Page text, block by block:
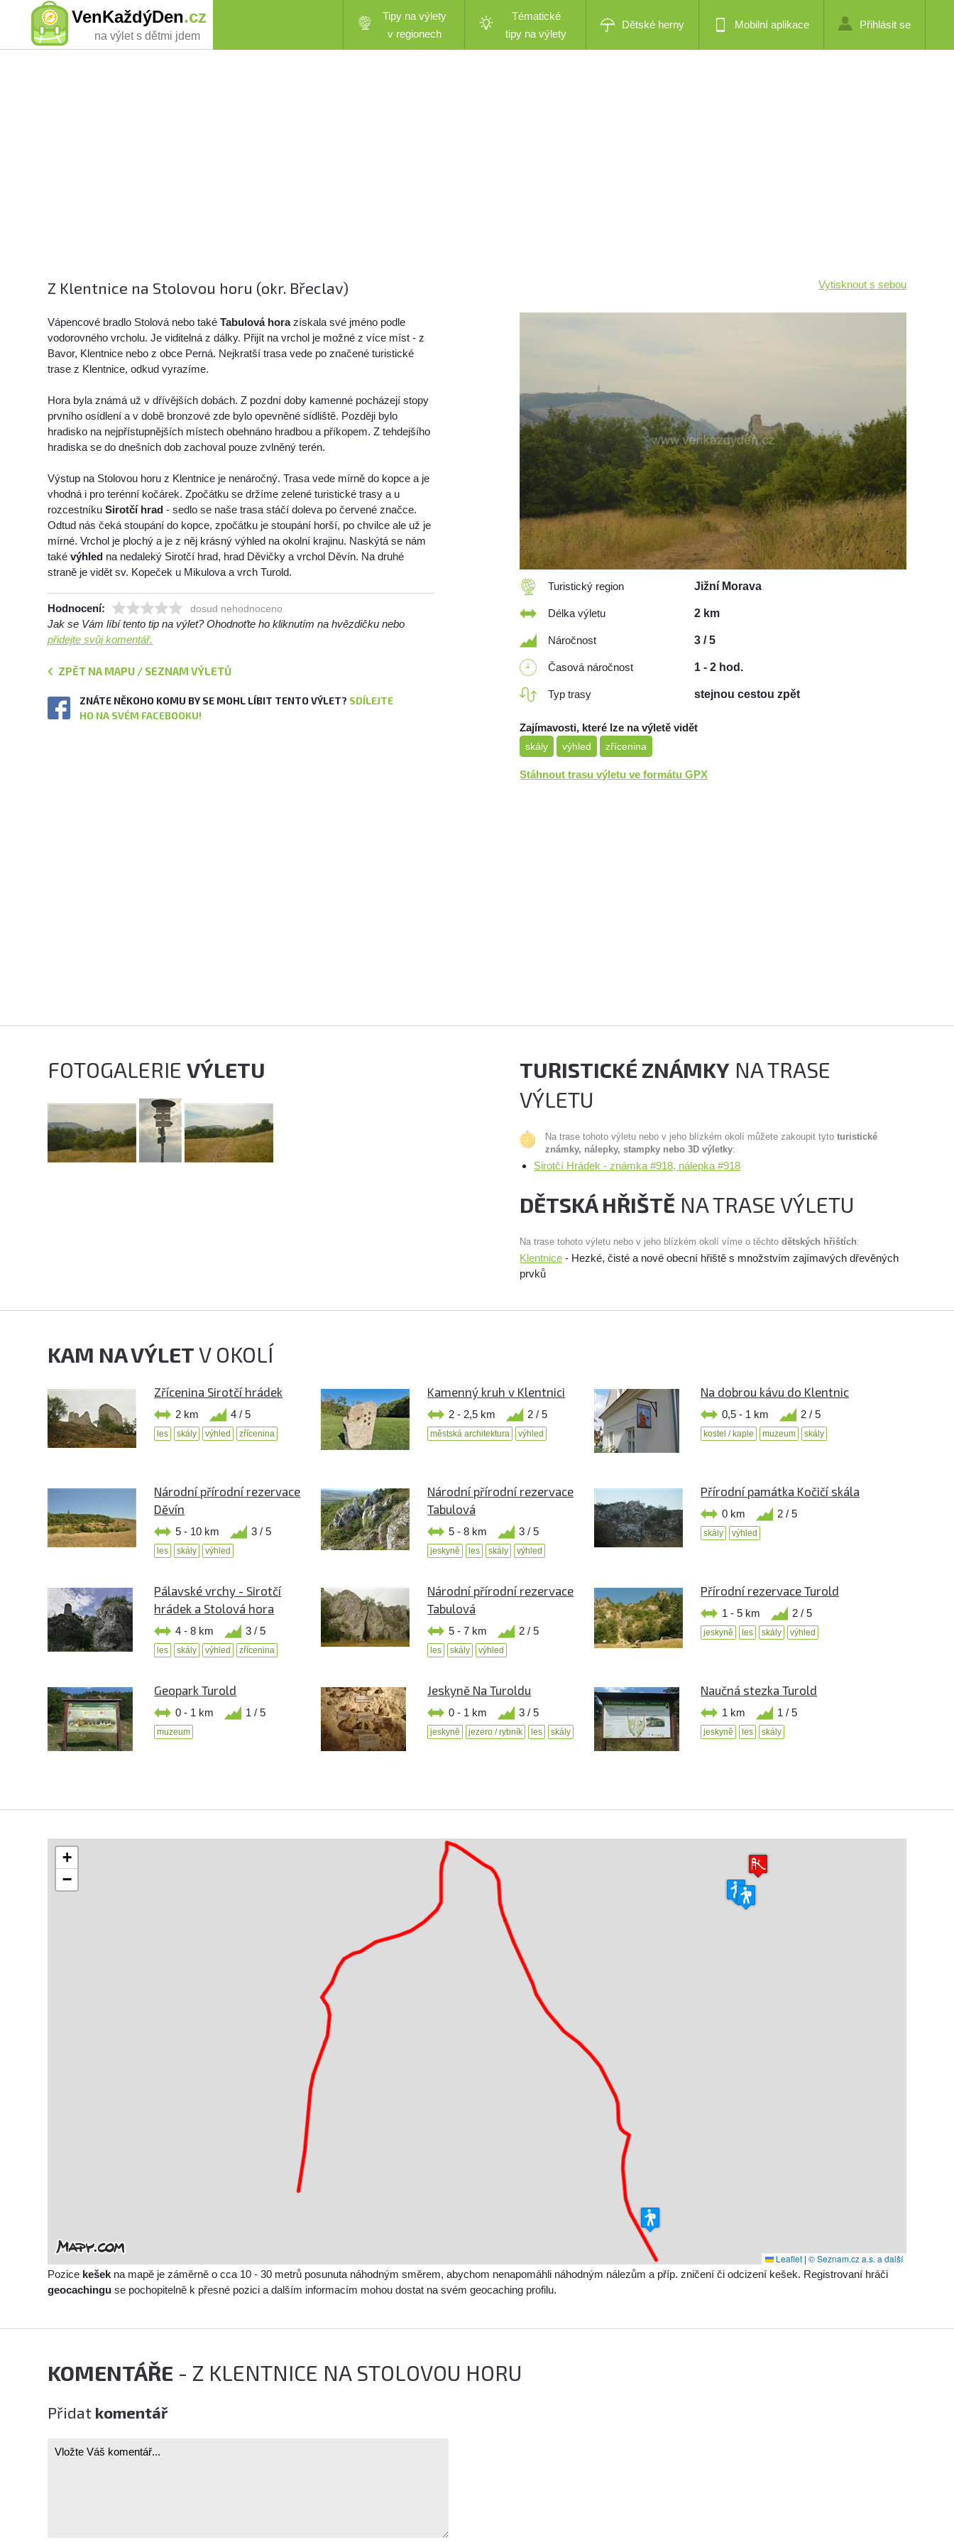
VenKaždýDen.cz
na výlet s dětmi jdem
Tipy na výlety
v regionech
Tématické
tipy na výlety
Dětské herny Mobilní aplikace Přihlásit se
Z Klentnice na Stolovou horu (okr. Břeclav) Vytisknout s sebou
Vápencové bradlo Stolová nebo takéTabulová horazískala své jméno podle
vodorovného vrcholu. Je viditelná z dálky. Přijít na vrchol je možné z více míst - z
Bavor, Klentnice nebo z obce Perná. Nejkratší trasa vede po značené turistické
trase z Klentnice, odkud vyrazíme.
Hora byla známá už v dřívějších dobách. Z pozdní doby kamenné pocházejí stopy
prvního osídlení a v době bronzové zde bylo opevněné sídliště. Později bylo
hradisko na nejpřístupnějších místech obehnáno hradbou a příkopem. Z tehdejšího
hradiska se do dnešních dob zachoval pouze zvlněný terén.
Výstup na Stolovou horu z Klentnice je nenáročný. Trasa vede mírně do kopce a je
vhodná i pro terénní kočárek. Zpočátku se držíme zelené turistické trasy a u
rozcestníkuSirotčí hrad - sedlo se naše trasa stáčí doleva po červené značce.
Odtud nás čeká stoupání do kopce, zpočátku je stoupání horší, po chvilce ale už je
mírné. Vrchol je plochý a je z něj krásný výhled na okolní krajinu. Naskýtá se nám
takévýhled na nedaleký Sirotčí hrad, hrad Děvičky a vrchol Děvín. Na druhé
straně je vidět sv. Kopeček u Mikulova a vrch Turold.
Hodnocení: dosud nehodnoceno
Jak se Vám líbí tento tip na výlet? Ohodnoťte ho kliknutím na hvězdičku nebo
přidejte svůj komentář.
ZPĚT NA MAPU / SEZNAM VÝLETŮ
ZNÁTE NĚKOHO KOMU BY SE MOHL LÍBIT TENTO VÝLET? SDÍLEJTE
HO NA SVÉM FACEBOOKU!
Turistický region Jižní Morava
Délka výletu 2 km
Náročnost 3 / 5
Časová náročnost 1 - 2 hod.
Typ trasy stejnou cestou zpět
Zajímavosti, které lze na výletě vidět
skály výhled zřícenina
Stáhnout trasu výletu ve formátu GPX
FOTOGALERIEVÝLETU TURISTICKÉ ZNÁMKY NA TRASE
VÝLETU
Na trase tohoto výletu nebo v jeho blízkém okolí můžete zakoupit tytoturistické
známky, nálepky, stampky nebo 3D výletky:
Sirotčí Hrádek - známka #918, nálepka #918
DĚTSKÁ HŘIŠTĚ NA TRASE VÝLETU
Na trase tohoto výletu nebo v jeho blízkém okolí víme o těchtodětských hřištích:
Klentnice - Hezké, čisté a nové obecní hřiště s množstvím zajímavých dřevěných
prvků
KAM NA VÝLETV OKOLÍ
Zřícenina Sirotčí hrádek
2 km 4 / 5
les skály výhled zřícenina
Kamenný kruh v Klentnici
2 - 2,5 km 2 / 5
městská architektura výhled
Na dobrou kávu do Klentnic
0,5 - 1 km 2 / 5
kostel / kaple muzeum skály
Národní přírodní rezervace
Děvín
5 - 10 km 3 / 5
les skály výhled
Národní přírodní rezervace
Tabulová
5 - 8 km 3 / 5
jeskyně les skály výhled
Přírodní památka Kočičí skála
0 km 2 / 5
skály výhled
Pálavské vrchy - Sirotčí
hrádek a Stolová hora
4 - 8 km 3 / 5
les skály výhled zřícenina
Národní přírodní rezervace
Tabulová
5 - 7 km 2 / 5
les skály výhled
Přírodní rezervace Turold
1 - 5 km 2 / 5
jeskyně les skály výhled
Geopark Turold
0 - 1 km 1 / 5
muzeum
Jeskyně Na Turoldu
0 - 1 km 3 / 5
jeskyně jezero / rybník les skály
Naučná stezka Turold
1 km 1 / 5
jeskyně les skály
+
−
Leaflet | © Seznam.cz a.s. a další
Pozice kešek na mapě je záměrně o cca 10 - 30 metrů posunuta náhodným směrem, abychom nenapomáhli náhodným nálezům a příp. zničení či odcizení kešek. Registrovaní hráči
geocachingu se pochopitelně k přesné pozici a dalším informacím mohou dostat na svém geocaching profilu.
KOMENTÁŘE - Z KLENTNICE NA STOLOVOU HORU
Přidat komentář